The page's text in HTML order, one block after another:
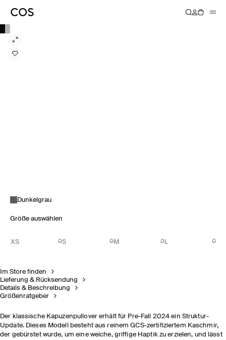
Dunkelgrau
Größe auswählen
XS S M L
Im Store finden
Lieferung & Rücksendung
Details & Beschreibung
Größenratgeber
Der klassische Kapuzenpullover erhält für Pre-Fall 2024 ein Struktur-
Update. Dieses Modell besteht aus reinem GCS-zertifiziertem Kaschmir,
der gebürstet wurde, um eine weiche, griffige Haptik zu erzielen, und lässt